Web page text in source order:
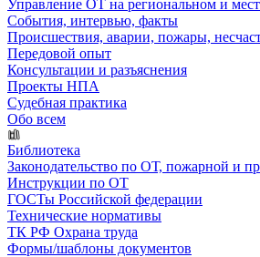
Управление ОТ на региональном и
События, интервью, факты
Происшествия, аварии, пожары,
Передовой опыт
Консультации и разъяснения
Проекты НПА
Судебная практика
Обо всем
Библиотека
Законодательство по ОТ, пожарной и
Инструкции по ОТ
ГОСТы Российской федерации
Технические нормативы
ТК РФ Охрана труда
Формы/шаблоны документов